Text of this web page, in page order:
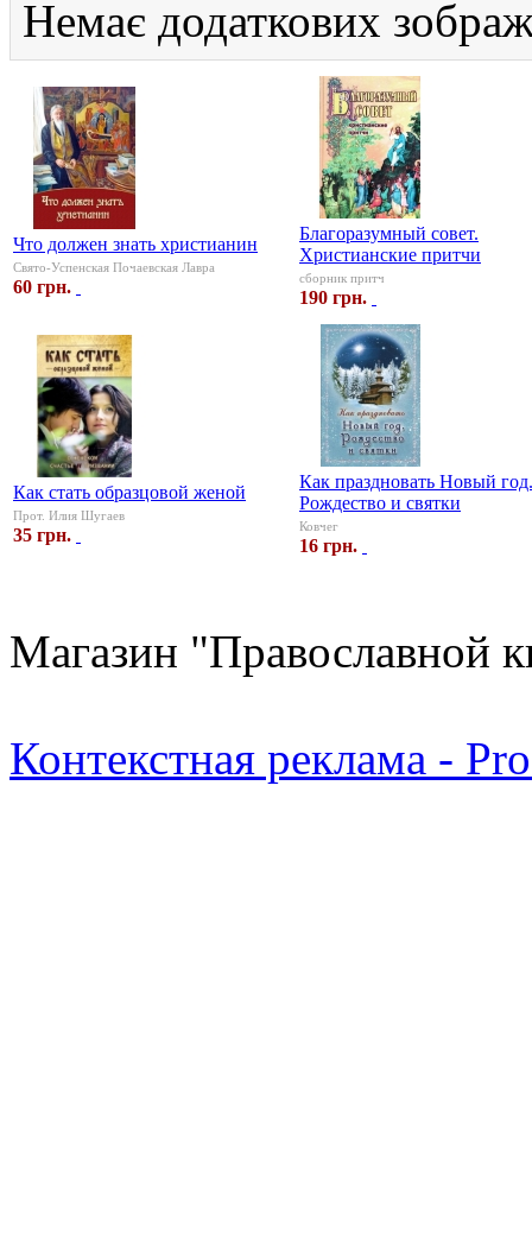
Немає додаткових
Что должен знать христианин
Свято-Успенская Почаевская Лавра
60 грн.
Благоразумный совет.
Христианские притчи
сборник притч
190 грн.
Как стать образцовой женой
Прот. Илия Шугаев
35 грн.
Как праздновать Новый год.
Рождество и святки
Ковчег
16 грн.
Магазин "Православной
Контекстная реклама -